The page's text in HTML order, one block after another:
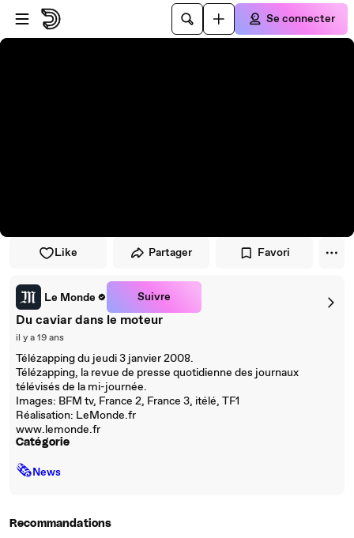
Passer au player
Passer au contenu principal
Se connecter
Like Partager Favori
Le Monde Suivre
Du caviar dans le moteur
il y a 19 ans
Télézapping du jeudi 3 janvier 2008.
Télézapping, la revue de presse quotidienne des journaux
télévisés de la mi-journée.
Images: BFM tv, France 2, France 3, itélé, TF1
Réalisation: LeMonde.fr
www.lemonde.fr
Catégorie
🗞News
Recommandations